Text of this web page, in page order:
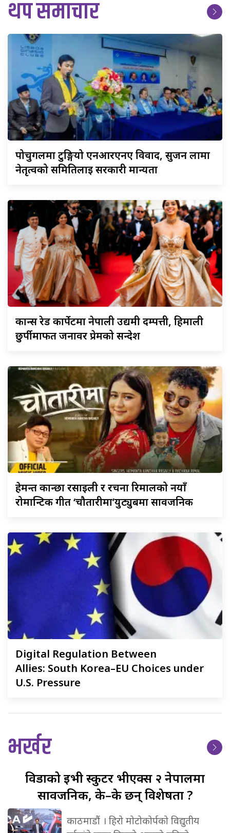
थप समाचार
पोर्चुगलमाटुङ्गियो एनआरएनए विवाद, सुजन लामा
नेतृत्वको समितिलाई सरकारी मान्यता
कान्सरेड कार्पेटमा नेपाली उद्यमी दम्पत्ती, हिमाली
छुर्पीमार्फत जनावर प्रेमको सन्देश
हेमन्तकान्छा रसाइली र रचना रिमालको नयाँ
रोमान्टिक गीत ‘चौतारीमा’युट्युबमा सार्वजनिक
Digital Regulation Between
Allies: South Korea–EU Choices under
U.S. Pressure
भर्खर
विडाकोईभी स्कुटर भीएक्स २ नेपालमा
सार्वजनिक, के–के छन् विशेषता ?
काठमाडौं । हिरो मोटोकोर्पको विद्युतीय